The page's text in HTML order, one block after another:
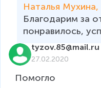
Наталья Мухина,
Благодарим за
понравилось,
tyzov.85@mail.ru
27.02.2020
Помогло